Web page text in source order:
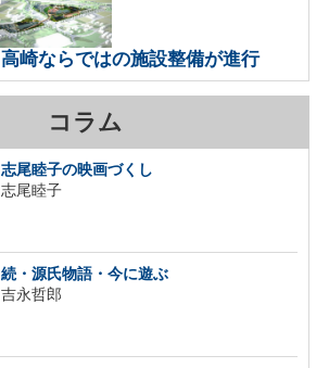
高崎ならではの施設整備が進行
コラム
志尾睦子の映画づくし
志尾睦子
続・源氏物語・今に遊ぶ
吉永哲郎